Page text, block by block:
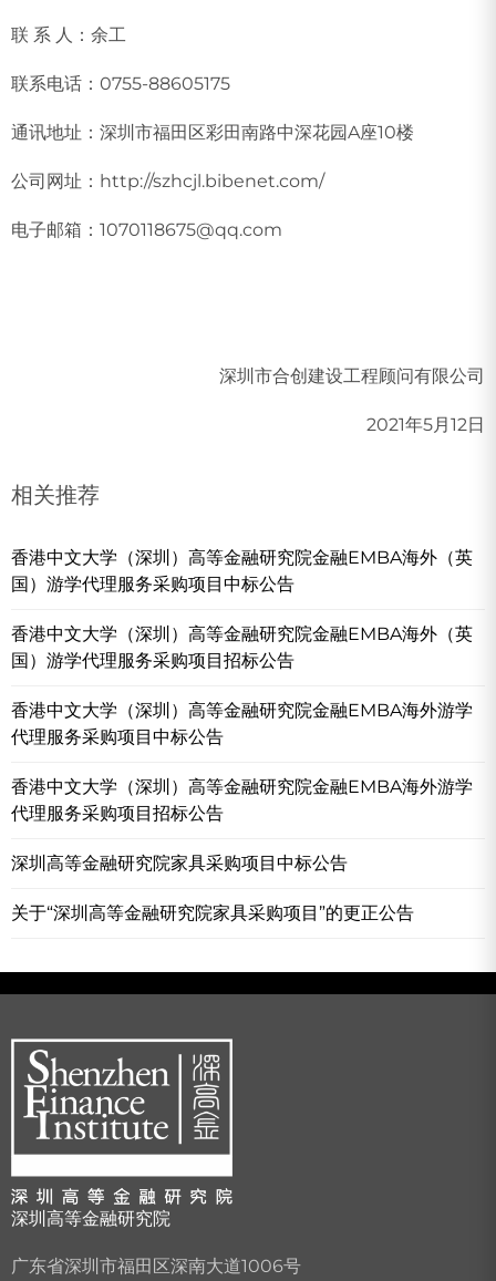
联 系 人：余工
联系电话：0755-88605175
通讯地址：深圳市福田区彩田南路中深花园A座10楼
公司网址：http://szhcjl.bibenet.com/
电子邮箱：1070118675@qq.com
深圳市合创建设工程顾问有限公司
2021年5月12日
相关推荐
香港中文大学（深圳）高等金融研究院金融EMBA海外（英
国）游学代理服务采购项目中标公告
香港中文大学（深圳）高等金融研究院金融EMBA海外（英
国）游学代理服务采购项目招标公告
香港中文大学（深圳）高等金融研究院金融EMBA海外游学
代理服务采购项目中标公告
香港中文大学（深圳）高等金融研究院金融EMBA海外游学
代理服务采购项目招标公告
深圳高等金融研究院家具采购项目中标公告
关于“深圳高等金融研究院家具采购项目”的更正公告
深圳高等金融研究院
广东省深圳市福田区深南大道1006号